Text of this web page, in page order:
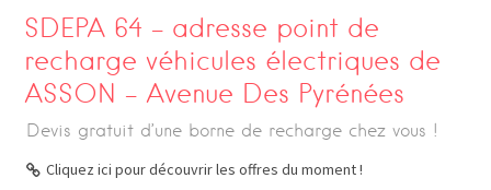
SDEPA 64 – adresse point de
recharge véhicules électriques de
ASSON – Avenue Des Pyrénées
Devis gratuit d’une borne de recharge chez vous !
Cliquez ici pour découvrir les offres du moment !